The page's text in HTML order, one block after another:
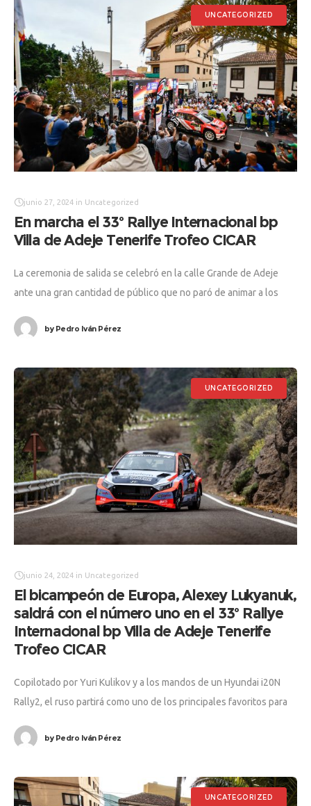
UNCATEGORIZED
junio 27, 2024 in Uncategorized
En marcha el 33º Rallye Internacional bp
Villa de Adeje Tenerife Trofeo CICAR
La ceremonia de salida se celebró en la calle Grande de Adeje
ante una gran cantidad de público que no paró de animar a los
byPedro Iván Pérez
UNCATEGORIZED
junio 24, 2024 in Uncategorized
El bicampeón de Europa, Alexey Lukyanuk,
saldrá con el número uno en el 33º Rallye
Internacional bp Villa de Adeje Tenerife
Trofeo CICAR
Copilotado por Yuri Kulikov y a los mandos de un Hyundai i20N
Rally2, el ruso partirá como uno de los principales favoritos para
byPedro Iván Pérez
UNCATEGORIZED